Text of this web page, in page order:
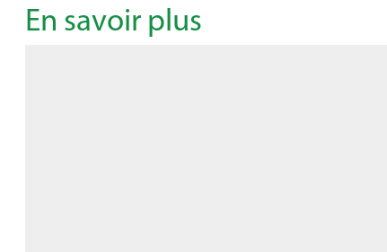
En savoir plus